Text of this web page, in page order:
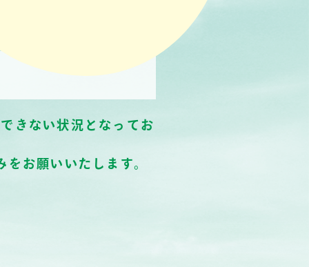
きない状況となってお
お願いいたします。